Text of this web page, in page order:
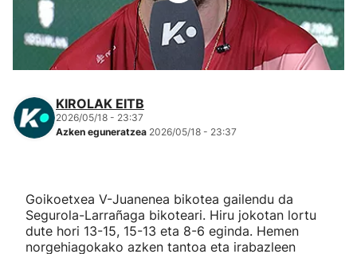
Herri-kirolak
Eskubaloia
Kirolak 360
Mendi-lasterketak
Kirol gehiago
KIROLAK EITB
2026/05/18 - 23:37
Azken eguneratzea 2026/05/18 - 23:37
Goikoetxea V-Juanenea bikotea gailendu da
Segurola-Larrañaga bikoteari. Hiru jokotan lortu
dute hori 13-15, 15-13 eta 8-6 eginda. Hemen
norgehiagokako azken tantoa eta irabazleen